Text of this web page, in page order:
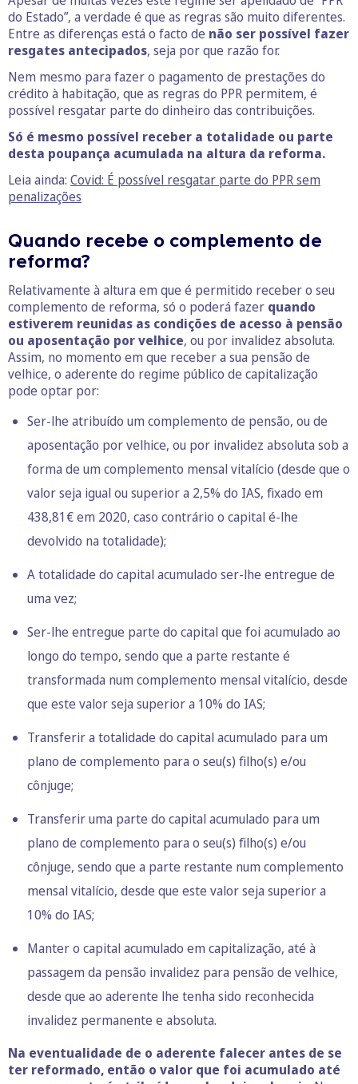
do Estado”, a verdade é que as regras são muito diferentes.
Entre as diferenças está o facto de não ser possível fazer
resgates antecipados, seja por que razão for.
Nem mesmo para fazer o pagamento de prestações do
crédito à habitação, que as regras do PPR permitem, é
possível resgatar parte do dinheiro das contribuições.
Só é mesmo possível receber a totalidade ou parte
desta poupança acumulada na altura da reforma.
Leia ainda: Covid: É possível resgatar parte do PPR sem
penalizações
Quando recebe o complemento de
reforma?
Relativamente à altura em que é permitido receber o seu
complemento de reforma, só o poderá fazer quando
estiverem reunidas as condições de acesso à pensão
ou aposentação por velhice, ou por invalidez absoluta.
Assim, no momento em que receber a sua pensão de
velhice, o aderente do regime público de capitalização
pode optar por:
Ser-lhe atribuído um complemento de pensão, ou de
aposentação por velhice, ou por invalidez absoluta sob a
forma de um complemento mensal vitalício (desde que o
valor seja igual ou superior a 2,5% do IAS, fixado em
438,81€ em 2020, caso contrário o capital é-lhe
devolvido na totalidade);
A totalidade do capital acumulado ser-lhe entregue de
uma vez;
Ser-lhe entregue parte do capital que foi acumulado ao
longo do tempo, sendo que a parte restante é
transformada num complemento mensal vitalício, desde
que este valor seja superior a 10% do IAS;
Transferir a totalidade do capital acumulado para um
plano de complemento para o seu(s) filho(s) e/ou
cônjuge;
Transferir uma parte do capital acumulado para um
plano de complemento para o seu(s) filho(s) e/ou
cônjuge, sendo que a parte restante num complemento
mensal vitalício, desde que este valor seja superior a
10% do IAS;
Manter o capital acumulado em capitalização, até à
passagem da pensão invalidez para pensão de velhice,
desde que ao aderente lhe tenha sido reconhecida
invalidez permanente e absoluta.
Na eventualidade de o aderente falecer antes de se
ter reformado, então o valor que foi acumulado até